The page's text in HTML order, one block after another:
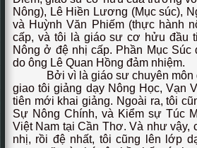
Nông), Lê Hiền Lương (Mục súc),
và Huỳnh Văn Phiếm (thực hành
cấp, và tôi là giáo sư cơ hửu đầu
Nông ở đệ nhị cấp. Phần Mục
do ông Lê Quan Hồng đảm nhiệm.
Bởi vì là giáo sư chuyên môn
giao tôi giảng dạy Nông Học, Vạn
tiên mới khai giảng. Ngoài ra, tôi
Sự Nông Chính, và Kiểm sự Túc
Việt Nam tại Cần Thơ. Và như vậy,
nhị, rồi đệ nhất, tôi cũng lên lớp